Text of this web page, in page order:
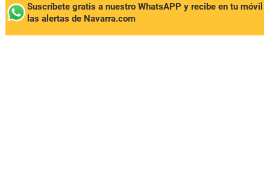
Suscríbete gratis a nuestro WhatsAPP y recibe en tu móvil
las alertas de Navarra.com